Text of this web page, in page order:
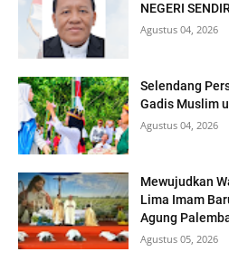
NEGERI
Agustus 04, 2026
Selendang
Gadis Muslim
Agustus 04, 2026
Mewujudkan
Lima Imam
Agung
Agustus 05, 2026